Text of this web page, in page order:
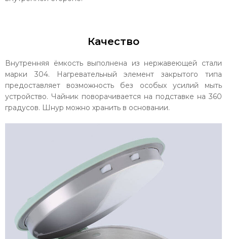
Качество
Внутренняя ёмкость выполнена из нержавеющей стали
марки 304. Нагревательный элемент закрытого типа
предоставляет возможность без особых усилий мыть
устройство. Чайник поворачивается на подставке на 360
градусов. Шнур можно хранить в основании.